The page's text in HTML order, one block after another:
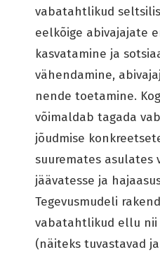
vabatahtlikud
eelkõige abivajajate
kasvatamine ja
vähendamine,
nende toetamine.
võimaldab tagada
jõudmise
suuremates asulates
jäävatesse ja
Tegevusmudeli
vabatahtlikud ellu nii
(näiteks tuvastavad